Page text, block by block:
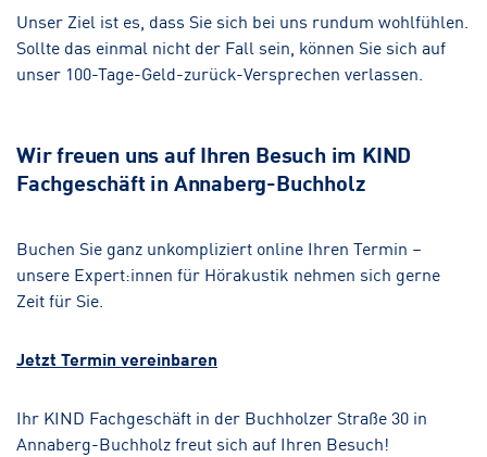
Unser Ziel ist es, dass Sie sich bei uns rundum wohlfühlen.
Sollte das einmal nicht der Fall sein, können Sie sich auf
unser 100-Tage-Geld-zurück-Versprechen verlassen.
Wir freuen uns auf Ihren Besuch im KIND
Fachgeschäft in Annaberg-Buchholz
Buchen Sie ganz unkompliziert online Ihren Termin –
unsere Expert:innen für Hörakustik nehmen sich gerne
Zeit für Sie.
Jetzt Termin vereinbaren
Ihr KIND Fachgeschäft in der Buchholzer Straße 30 in
Annaberg-Buchholz freut sich auf Ihren Besuch!